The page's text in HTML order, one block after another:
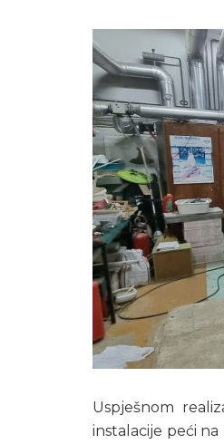
Uspješnom
instalacije peći